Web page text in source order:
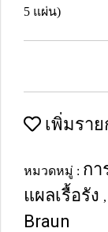
5 แผ่น)
เพิ่มรา
หมวดหมู่ : กา
แผลเรื้อรัง ,
Braun